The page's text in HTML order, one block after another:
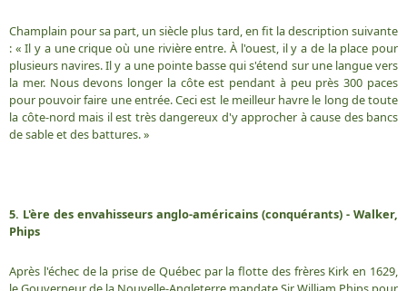
Champlain pour sa part, un siècle plus tard, en fit la description suivante
: « Il y a une crique où une rivière entre. À l'ouest, il y a de la place pour
plusieurs navires. Il y a une pointe basse qui s'étend sur une langue vers
la mer. Nous devons longer la côte est pendant à peu près 300 paces
pour pouvoir faire une entrée. Ceci est le meilleur havre le long de toute
la côte-nord mais il est très dangereux d'y approcher à cause des bancs
de sable et des battures. »
5. L'ère des envahisseurs anglo-américains (conquérants) - Walker,
Phips
Après l'échec de la prise de Québec par la flotte des frères Kirk en 1629,